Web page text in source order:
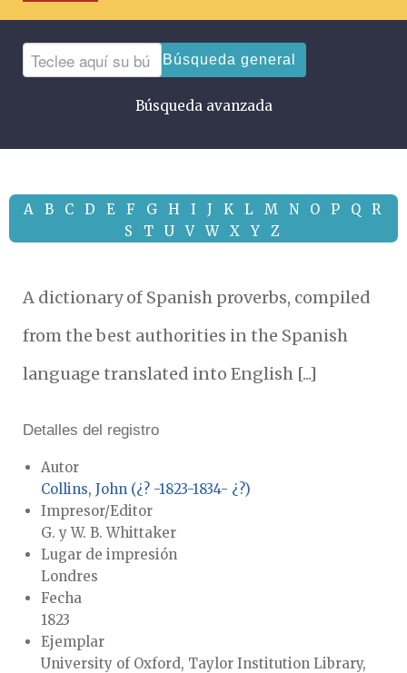
Búsqueda general
Búsqueda avanzada
A B C D E F G H I J K L M N O P Q
R
S
T U V W X Y Z
A dictionary of Spanish proverbs, compiled
from the best authorities in the Spanish
language translated into English [...]
Detalles del registro
Autor
Collins, John (¿? -1823-1834- ¿?)
Impresor/Editor
G. y W. B. Whittaker
Lugar de impresión
Londres
Fecha
1823
Ejemplar
University of Oxford, Taylor Institution Library,